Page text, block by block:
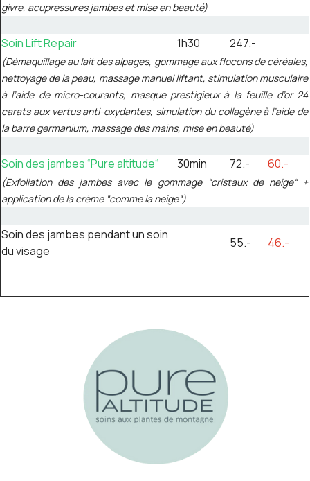
givre, acupressures jambes et mise en beauté)
Soin Lift Repair 1h30 247.-
(Démaquillage au lait des alpages, gommage aux flocons de céréales,
nettoyage de la peau, massage manuel liftant, stimulation musculaire
à l’aide de micro-courants, masque prestigieux à la feuille d’or 24
carats aux vertus anti-oxydantes, simulation du collagène à l’aide de
la barre germanium, massage des mains, mise en beauté)
Soin des jambes “Pure altitude“ 30min 72.- 60.-
(Exfoliation des jambes avec le gommage “cristaux de neige“ +
application de la crème “comme la neige“)
Soin des jambes pendant un soin
du visage
55.- 46.-